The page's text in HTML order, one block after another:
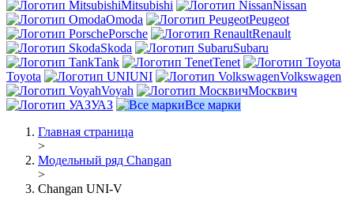
Mitsubishi
Nissan
Omoda
Peugeot
Porsche
Renault
Skoda
Subaru
Tank
Tenet
Toyota
UNI
Volkswagen
Voyah
Москвич
УАЗ
Все марки
Главная страница
>
Модельный ряд Changan
>
Changan UNI-V